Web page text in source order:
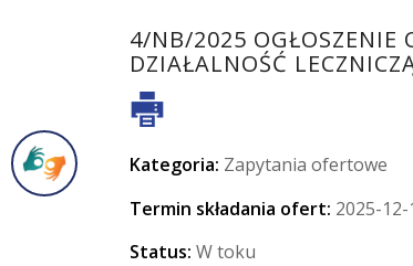
4/NB/2025 OGŁOSZENIE
DZIAŁALNOŚĆ
Kategoria: Zapytania ofertowe
Termin składania ofert: 2025-
Status:W toku